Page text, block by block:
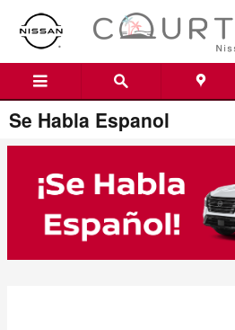
Skip to main content
Se Habla Espanol